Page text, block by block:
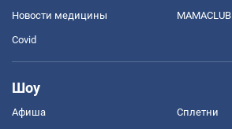
Новости медицины MAMACLUB
Covid
Шоу
Афиша Сплетни